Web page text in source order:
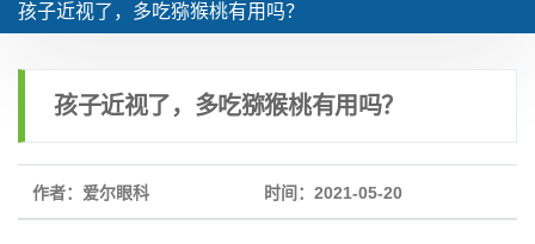
孩子近视了，多吃猕猴桃有用吗？
孩子近视了，多吃猕猴桃有用吗？
作者：爱尔眼科 时间：2021-05-20